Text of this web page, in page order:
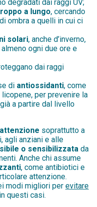
degradati dai raggi UV;
a lungo, cercando
ombra a quelli in cui ci
solari, anche d’inverno,
almeno ogni due ore e
dai raggi
di antiossidanti, come
per prevenire la
a partire dal livello
attenzione soprattutto a
agli anziani e alle
o sensibilizzata da
Anche chi assume
, come antibiotici e
attenzione.
modi migliori per evitare
in questi casi.